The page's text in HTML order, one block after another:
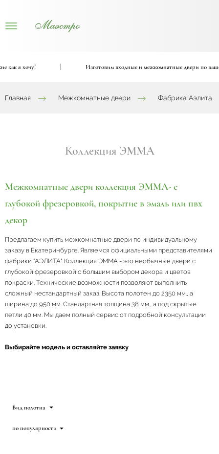
| Изготовим входные и межкомнатные двери по вашему проекту
Главная Межкомнатные двери Фабрика Аэлита
Коллекция ЭММА
Межкомнатные двери коллекция ЭММА- с
глубокой фрезеровкой, покрытие в эмаль или пвх
декор
Предлагаем купить межкомнатные двери по индивидуальному
заказу в Екатеринбурге. Являемся официальными представителями
фабрики "АЭЛИТА". Коллекция ЭММА - это необычные двери с
глубокой фрезеровкой с большим выбором декора и цветов
покраски. Технические возможности позволяют выполнить
сложный нестандартный заказ. Высота полотен до 2350 мм., а
ширина до 950 мм. Стандартная толщина 38 мм., а под скрытые
петли 40 мм. Мы даем полный сервис от подробной консультации
до установки.
Выбирайте модель и оставляйте заявку
Вид полотна
по популярности